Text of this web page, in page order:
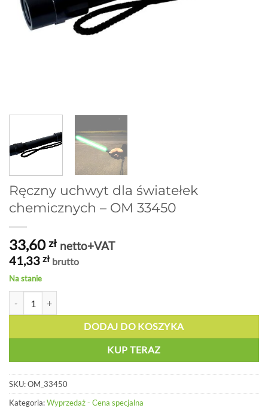
Ręczny uchwyt dla światełek
chemicznych – OM 33450
33,60zł netto+VAT
41,33 zł brutto
Na stanie
DODAJ DO KOSZYKA
KUP TERAZ
SKU:OM_33450
Kategoria:Wyprzedaż - Cena specjalna